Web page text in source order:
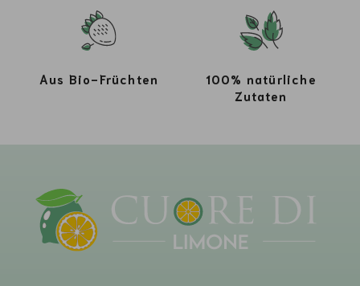
Aus Bio-Früchten
100% natürliche
Zutaten